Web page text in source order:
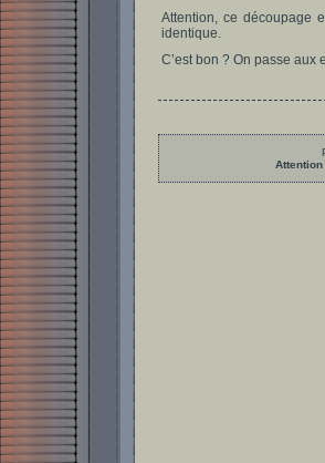
Attention, ce découpage
identique.
C’est bon ? On passe aux